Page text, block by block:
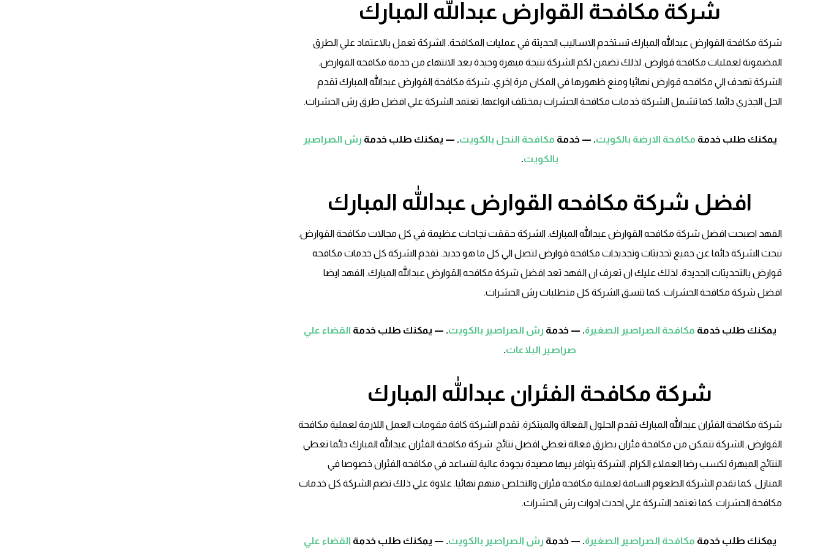
شركة مكافحة القوارض عبدالله المبارك
شركة مكافحة القوارض عبدالله المبارك تستخدم الاساليب الحديثة في عمليات المكافحة. الشركة تعمل بالاعتماد علي الطرق
المضمونة لعمليات مكافحة قوارض. لذلك تضمن لكم الشركة نتيجة مبهرة وجيدة بعد الانتهاء من خدمة مكافحه القوارض.
الشركة تهدف الي مكافحه قوارض نهائيا ومنع ظهورها في المكان مرة اخري. شركة مكافحة القوارض عبدالله المبارك تقدم
الحل الجذري دائما. كما تشمل الشركة خدمات مكافحة الحشرات بمختلف انواعها. تعتمد الشركة علي افضل طرق رش الحشرات.
يمكنك طلب خدمة مكافحة الارضة بالكويت. — خدمة مكافحة النحل بالكويت. — يمكنك طلب خدمة رش الصراصير
بالكويت.
افضل شركة مكافحه القوارض عبدالله المبارك
الفهد اصبحت افضل شركة مكافحه القوارض عبدالله المبارك. الشركة حققت نجاحات عظيمة في كل مجالات مكافحة القوارض.
تبحث الشركة دائما عن جميع تحديثات وتجديدات مكافحة قوارض لتصل الي كل ما هو جديد. تقدم الشركة كل خدمات مكافحه
قوارض بالتحديثات الجديدة. لذلك عليك ان تعرف ان الفهد تعد افضل شركة مكافحه القوارض عبدالله المبارك. الفهد ايضا
افضل شركة مكافحة الحشرات. كما تنسق الشركة كل متطلبات رش الحشرات.
يمكنك طلب خدمة مكافحة الصراصير الصغيرة. — خدمة رش الصراصير بالكويت. — يمكنك طلب خدمة القضاء علي
صراصير البلاعات.
شركة مكافحة الفئران عبدالله المبارك
شركة مكافحة الفئران عبدالله المبارك تقدم الحلول الفعالة والمبتكرة. تقدم الشركة كافة مقومات العمل اللازمة لعملية مكافحة
القوارض. الشركة تتمكن من مكافحة فئران بطرق فعالة تعطي افضل نتائج. شركة مكافحة الفئران عبدالله المبارك دائما تعطي
النتائج المبهرة لكسب رضا العملاء الكرام. الشركة يتوافر بيها مصيدة بجودة عالية لتساعد في مكافحه الفئران خصوصا في
المنازل. كما تقدم الشركة الطعوم السامة لعملية مكافحه فئران والتخلص منهم نهائيا. علاوة علي ذلك تضم الشركة كل خدمات
مكافحة الحشرات. كما تعتمد الشركة علي احدث ادوات رش الحشرات.
يمكنك طلب خدمة مكافحة الصراصير الصغيرة. — خدمة رش الصراصير بالكويت. — يمكنك طلب خدمة القضاء علي